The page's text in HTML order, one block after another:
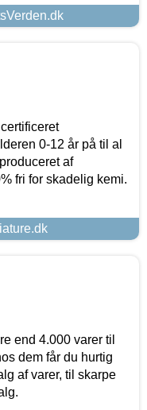
0-12 år på til al
af
fri for skadelig kemi.
end 4.000 varer til
dem får du hurtig
af varer, til skarpe